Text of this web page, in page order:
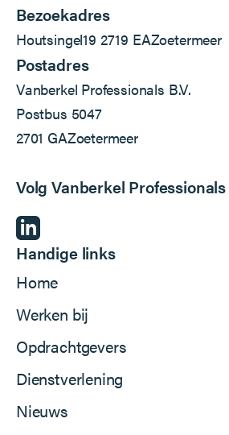
Bezoekadres
Houtsingel19 2719 EAZoetermeer
Postadres
Vanberkel Professionals B.V.
Postbus 5047
2701 GAZoetermeer
Volg Vanberkel Professionals
Handige links
Home
Werken bij
Opdrachtgevers
Dienstverlening
Nieuws